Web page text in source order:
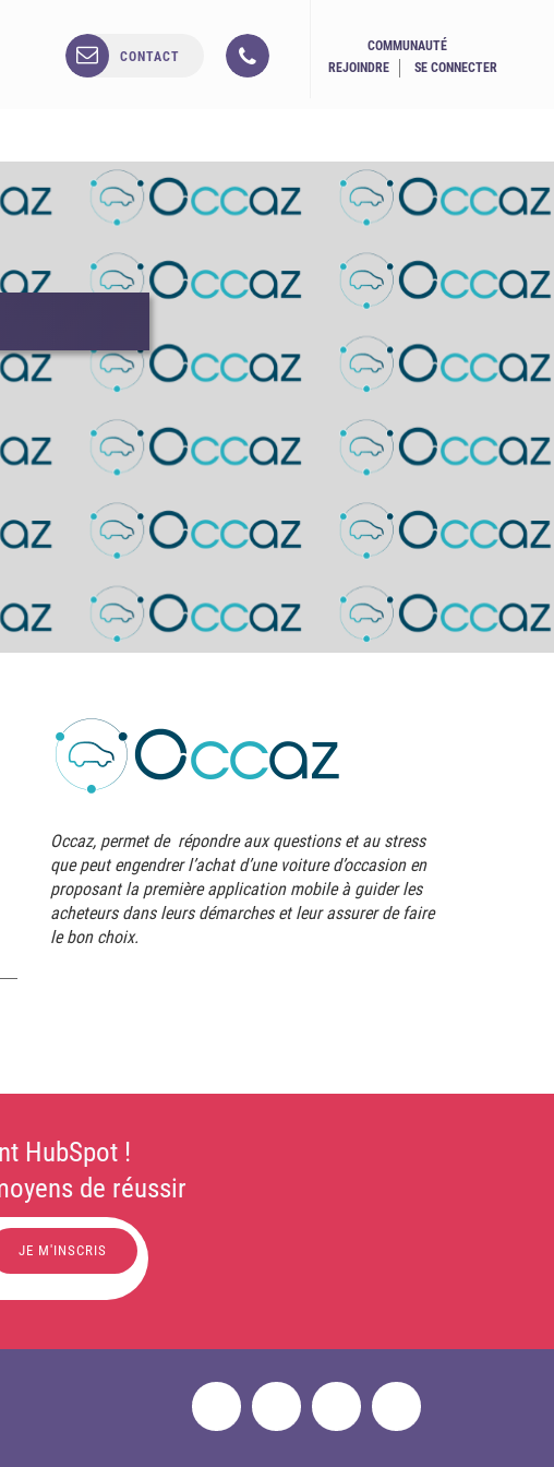
CONTACT
COMMUNAUTÉ
REJOINDRE
SE CONNECTER
Occaz, permet de répondre aux questions et au stress
que peut engendrer l’achat d’une voiture d’occasion en
proposant la première application mobile à guider les
acheteurs dans leurs démarches et leur assurer de faire
le bon choix.
HubSpot !
de réussir